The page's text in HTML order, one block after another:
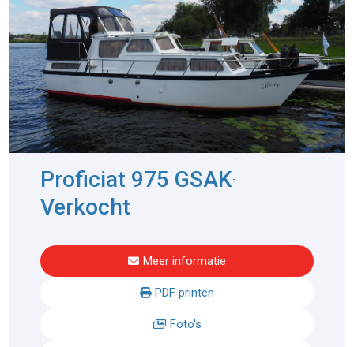
Proficiat 975 GSAK-
Verkocht
Meer informatie
PDF printen
Foto's